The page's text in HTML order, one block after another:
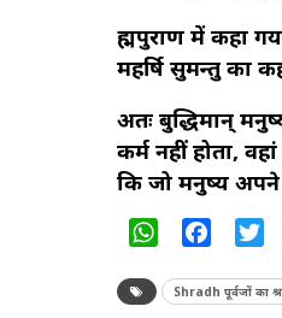
ब्रह्मपुराण में कहा
महर्षि सुमन्तु का
अतः बुद्धिमान्
कर्म नहीं होता,
कि जो मनुष्य अपने
WhatsApp
Shradh पूर्वजों का